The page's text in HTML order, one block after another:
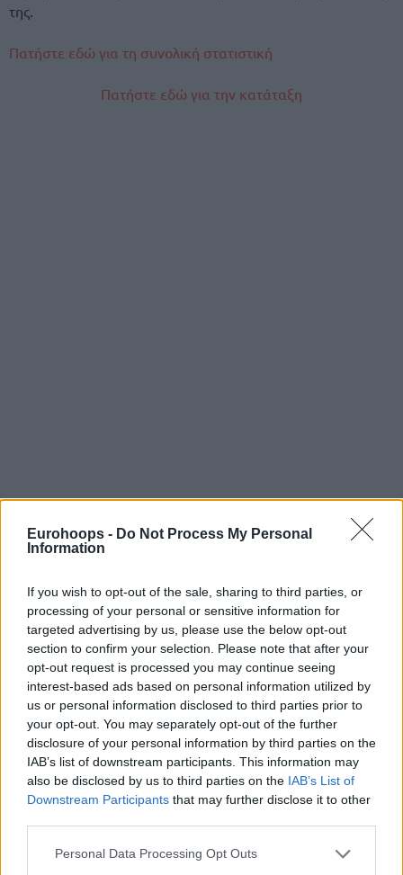
Eurohoops - Do Not Process My Personal
Information
If you wish to opt-out of the sale, sharing to third parties, or
processing of your personal or sensitive information for
targeted advertising by us, please use the below opt-out
section to confirm your selection. Please note that after your
opt-out request is processed you may continue seeing
interest-based ads based on personal information utilized by
us or personal information disclosed to third parties prior to
your opt-out. You may separately opt-out of the further
disclosure of your personal information by third parties on the
IAB’s list of downstream participants. This information may
also be disclosed by us to third parties on the IAB’s List of
Downstream Participants that may further disclose it to other
Please note that this website/app uses one or more Google
Personal Data Processing Opt Outs
της.
Πατήστε εδώ για τη συνολική στατιστική
Πατήστε εδώ για την κατάταξη